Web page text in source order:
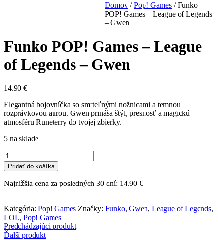
Domov / Pop! Games /Funko
POP! Games – League of Legends
– Gwen
Funko POP! Games – League
of Legends – Gwen
14.90 €
Elegantná bojovníčka so smrteľnými nožnicami a temnou
rozprávkovou aurou. Gwen prináša štýl, presnosť a magickú
atmosféru Runeterry do tvojej zbierky.
5 na sklade
množstvo
Funko
POP!
Games
of
Legends
-
Gwen
Pridať do košíka
Najnižšia cena za posledných 30 dní: 14.90 €
Kategória: Pop! Games Značky: Funko, Gwen, League of Legends,
LOL, Pop! Games
Predchádzajúci produkt
Ďalší produkt